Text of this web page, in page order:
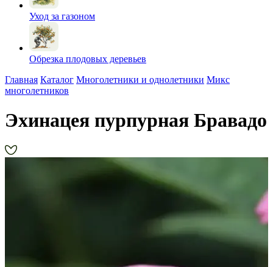
Уход за газоном
Обрезка плодовых деревьев
Главная Каталог Многолетники и однолетники Микс
многолетников
Эхинацея пурпурная Бравадо